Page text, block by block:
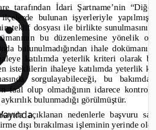
tarafından İdari Şartname’nin
bulunan işyerleriyle
teklif dosyası ile birlikte
bu düzenlemesine
bulunulmadığından ihale
katılımda yeterlik kriteri olarak
isteklilerin ihaleye katılımda yeterlik
sorgulayabileceği, bu
faal olup olmadığının idarece
bulunmadığı görülmüştür.
açıklanan nedenlerle
dışı bırakılması işleminin yerinde